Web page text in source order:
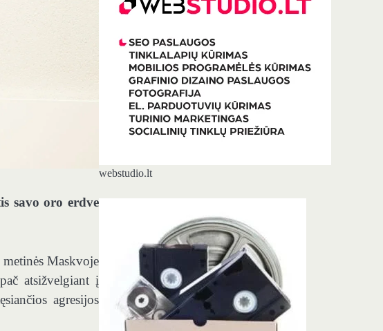
savo oro erdve
Maskvoje
atsižvelgiant į
agresijos
webstudio.lt